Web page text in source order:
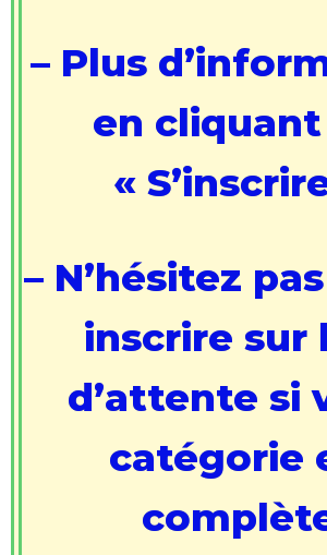
– Plus
en
«
– N’hésitez
inscrire sur
d’attente si
catégorie